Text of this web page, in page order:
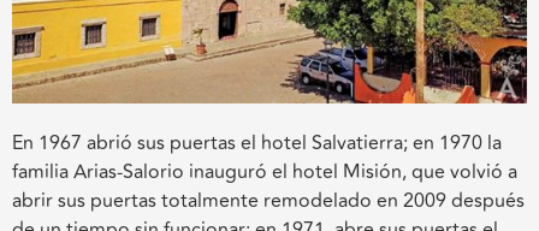
En 1967 abrió sus puertas el hotel Salvatierra; en 1970 la
familia Arias-Salorio inauguró el hotel Misión, que volvió a
abrir sus puertas totalmente remodelado en 2009 después